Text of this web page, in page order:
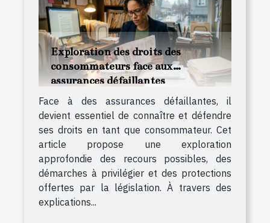
Exploration des droits des
consommateurs face aux
assurances défaillantes
Face à des assurances défaillantes, il
devient essentiel de connaître et défendre
ses droits en tant que consommateur. Cet
article propose une exploration
approfondie des recours possibles, des
démarches à privilégier et des protections
offertes par la législation. À travers des
explications...